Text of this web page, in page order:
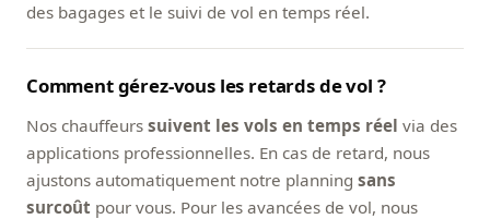
des bagages et le suivi de vol en temps réel.
Comment gérez-vous les retards de vol ?
Nos chauffeurs suivent les vols en temps réel via des
applications professionnelles. En cas de retard, nous
ajustons automatiquement notre planning sans
surcoût pour vous. Pour les avancées de vol, nous